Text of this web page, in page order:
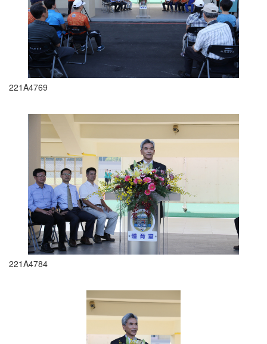
221A4769
221A4784